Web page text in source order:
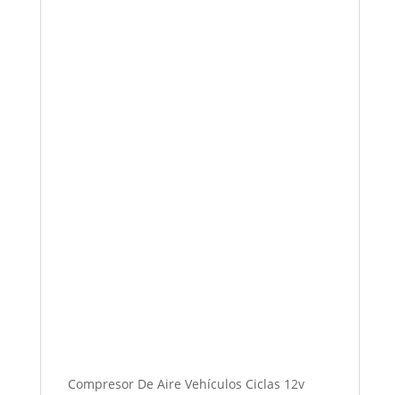
Compresor De Aire Vehículos Ciclas 12v